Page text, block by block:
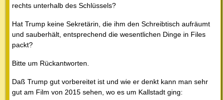
rechts unterhalb des Schlüssels?
Hat Trump keine Sekretärin, die ihm den Schreibtisch aufräumt
und sauberhält, entsprechend die wesentlichen Dinge in Files
packt?
Bitte um Rückantworten.
Daß Trump gut vorbereitet ist und wie er denkt kann man sehr
gut am Film von 2015 sehen, wo es um Kallstadt ging: